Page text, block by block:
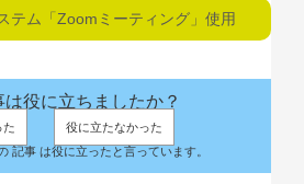
テム「Zoomミーティング」使用
は役に立ちましたか？
た
役に立たなかった
記事 は役に立ったと言っています。